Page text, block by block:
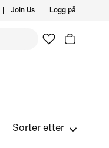
Join Us Logg på
Sorter etter